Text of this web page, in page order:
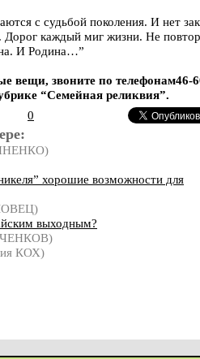
с судьбой поколения. И нет
Дорог каждый миг жизни. Не
И Родина…”
вещи, звоните по телефонам46-
“Семейная реликвия”.
0
хорошие возможности для
выходным?
КОХ)